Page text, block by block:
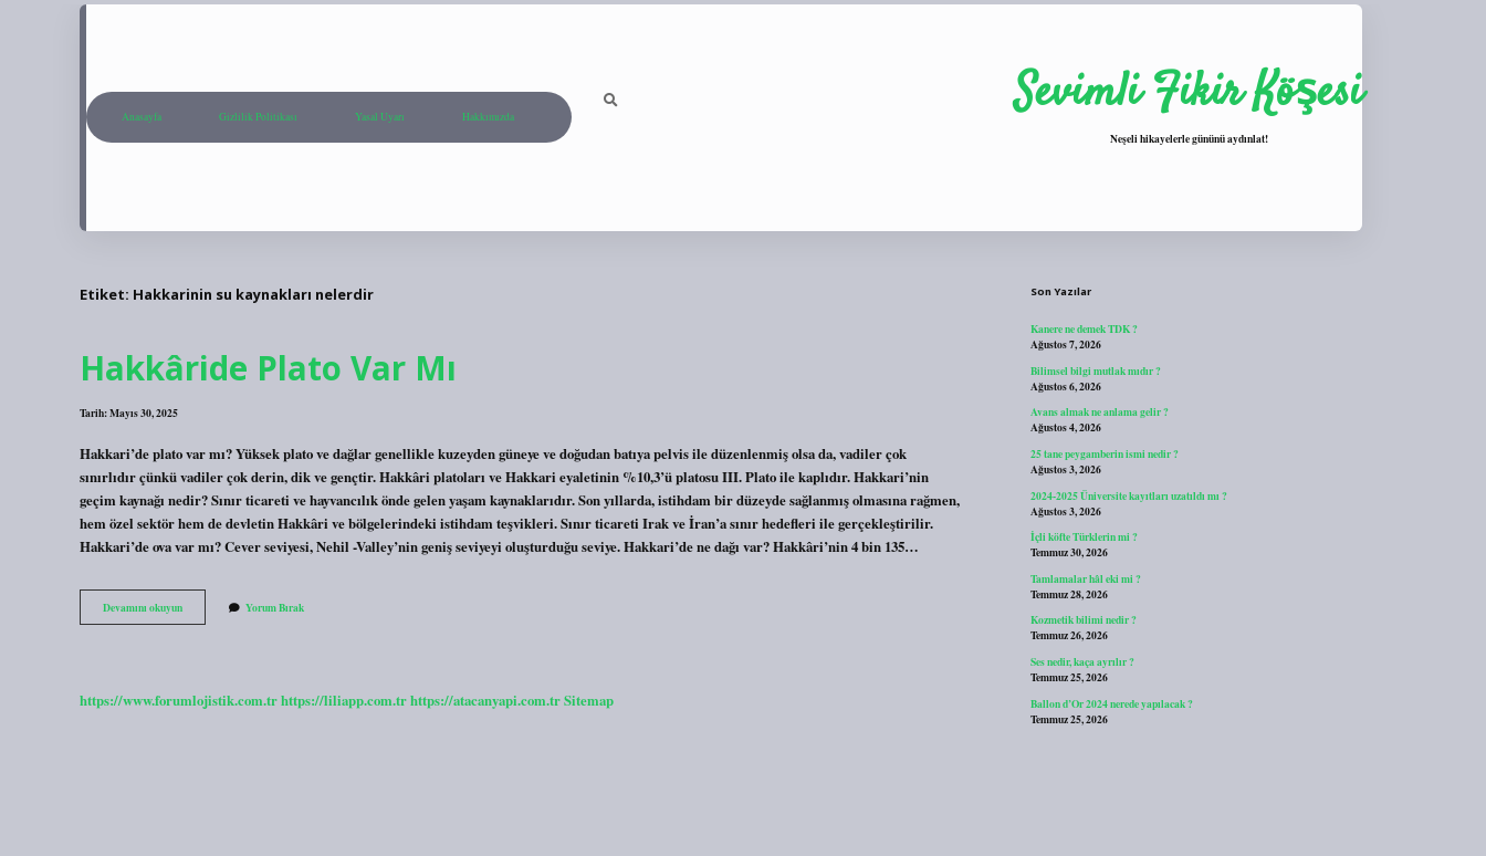
Anasayfa Gizlilik Politikası Yasal Uyarı Hakkımızda Sevimli Fikir Köşesi
Neşeli hikayelerle gününü aydınlat!
Etiket: Hakkarinin su kaynakları nelerdir
Hakkâride Plato Var Mı
Tarih: Mayıs 30, 2025
Hakkari’de plato var mı? Yüksek plato ve dağlar genellikle kuzeyden güneye ve doğudan batıya pelvis ile düzenlenmiş olsa da, vadiler çok
sınırlıdır çünkü vadiler çok derin, dik ve gençtir. Hakkâri platoları ve Hakkari eyaletinin %10,3’ü platosu III. Plato ile kaplıdır. Hakkari’nin
geçim kaynağı nedir? Sınır ticareti ve hayvancılık önde gelen yaşam kaynaklarıdır. Son yıllarda, istihdam bir düzeyde sağlanmış olmasına rağmen,
hem özel sektör hem de devletin Hakkâri ve bölgelerindeki istihdam teşvikleri. Sınır ticareti Irak ve İran’a sınır hedefleri ile gerçekleştirilir.
Hakkari’de ova var mı? Cever seviyesi, Nehil -Valley’nin geniş seviyeyi oluşturduğu seviye. Hakkari’de ne dağı var? Hakkâri’nin 4 bin 135…
Devamını okuyunHakkâride
Plato
Yorum Bırak
https://www.forumlojistik.com.trhttps://liliapp.com.trhttps://atacanyapi.com.trSitemap
Son Yazılar
Kanere ne demek TDK ?
Ağustos 7, 2026
Bilimsel bilgi mutlak mıdır ?
Ağustos 6, 2026
Avans almak ne anlama gelir ?
Ağustos 4, 2026
25 tane peygamberin ismi nedir ?
Ağustos 3, 2026
2024-2025 Üniversite kayıtları uzatıldı mı ?
Ağustos 3, 2026
İçli köfte Türklerin mi ?
Temmuz 30, 2026
Tamlamalar hâl eki mi ?
Temmuz 28, 2026
Kozmetik bilimi nedir ?
Temmuz 26, 2026
Ses nedir, kaça ayrılır ?
Temmuz 25, 2026
Ballon d’Or 2024 nerede yapılacak ?
Temmuz 25, 2026